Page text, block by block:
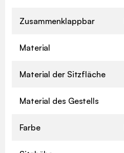
Zusammenklappbar
Material
Material der Sitzfläche
Material des Gestells
Farbe